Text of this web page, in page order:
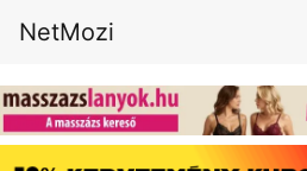
NetMozi